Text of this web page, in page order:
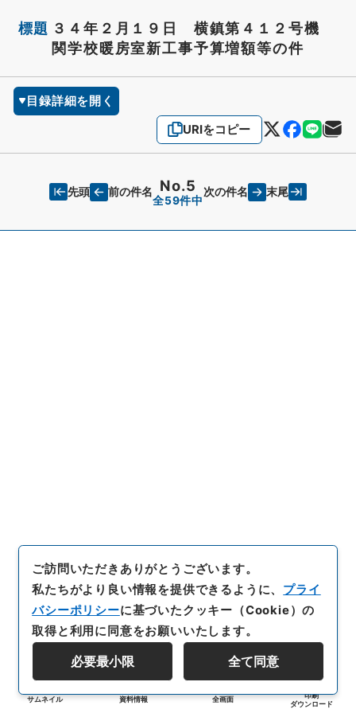
標題 ３４年２月１９日 横鎮第４１２号機
関学校暖房室新工事予算増額等の件
目録詳細を開く
URIをコピー
先頭 前の件名 No.5
全59件中
次の件名 末尾
サムネイル 資料情報 全画面
印刷
ダウンロード
ご訪問いただきありがとうございます。
私たちがより良い情報を提供できるように、 プライ
バシーポリシーに基づいたクッキー（Cookie）の
取得と利用に同意をお願いいたします。
必要最小限 全て同意